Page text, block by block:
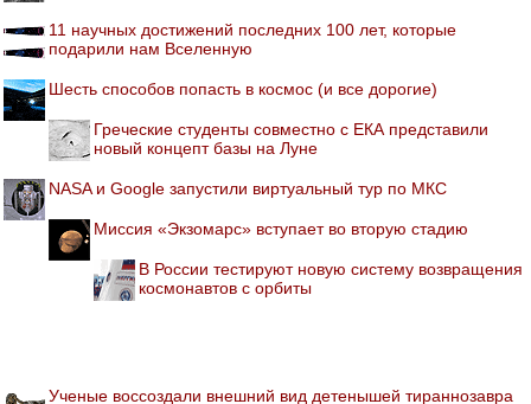
11 научных достижений последних 100 лет, которые
подарили нам Вселенную
Шесть способов попасть в космос (и все дорогие)
Греческие студенты совместно с ЕКА представили
новый концепт базы на Луне
NASA и Google запустили виртуальный тур по МКС
Миссия «Экзомарс» вступает во вторую стадию
В России тестируют новую систему возвращения
космонавтов с орбиты
Ученые воссоздали внешний вид детенышей тираннозавра